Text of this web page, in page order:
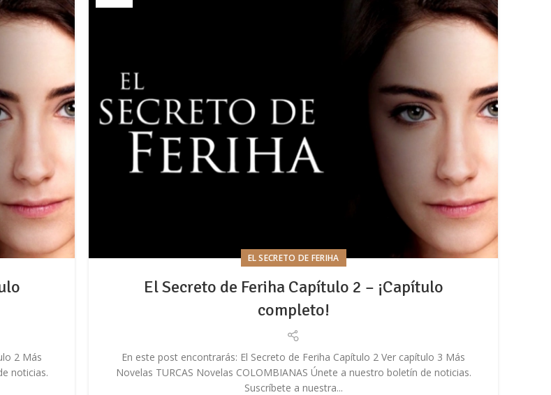
2 Más
noticias.
EL SECRETO DE FERIHA
El Secreto de Feriha Capítulo 2 – ¡Capítulo
completo!
En este post encontrarás: El Secreto de Feriha Capítulo 2 Ver capítulo 3 Más
Novelas TURCAS Novelas COLOMBIANAS Únete a nuestro boletín de noticias.
Suscríbete a nuestra...